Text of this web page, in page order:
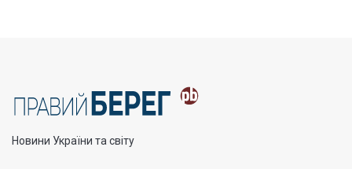
Новини України та світу